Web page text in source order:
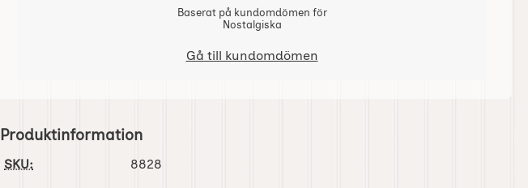
Baserat på kundomdömen för
Nostalgiska
Gå till kundomdömen
Produktinformation
SKU: 8828